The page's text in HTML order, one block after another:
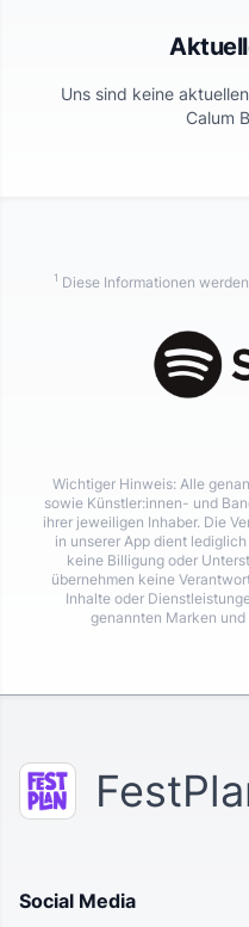
Uns sind keine
Calum
1 Diese Informationen
Wichtiger Hinweis: Alle
sowie Künstler:innen- und
ihrer jeweiligen Inhaber. Die
in unserer App dient
keine Billigung oder
übernehmen keine
Inhalte oder
genannten Marken
Social Media